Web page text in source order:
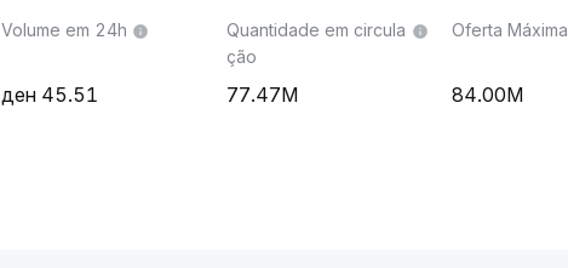
Volume em 24h
45.51
Quantidade em circula
ção
77.47M
Oferta Máxima
84.00M